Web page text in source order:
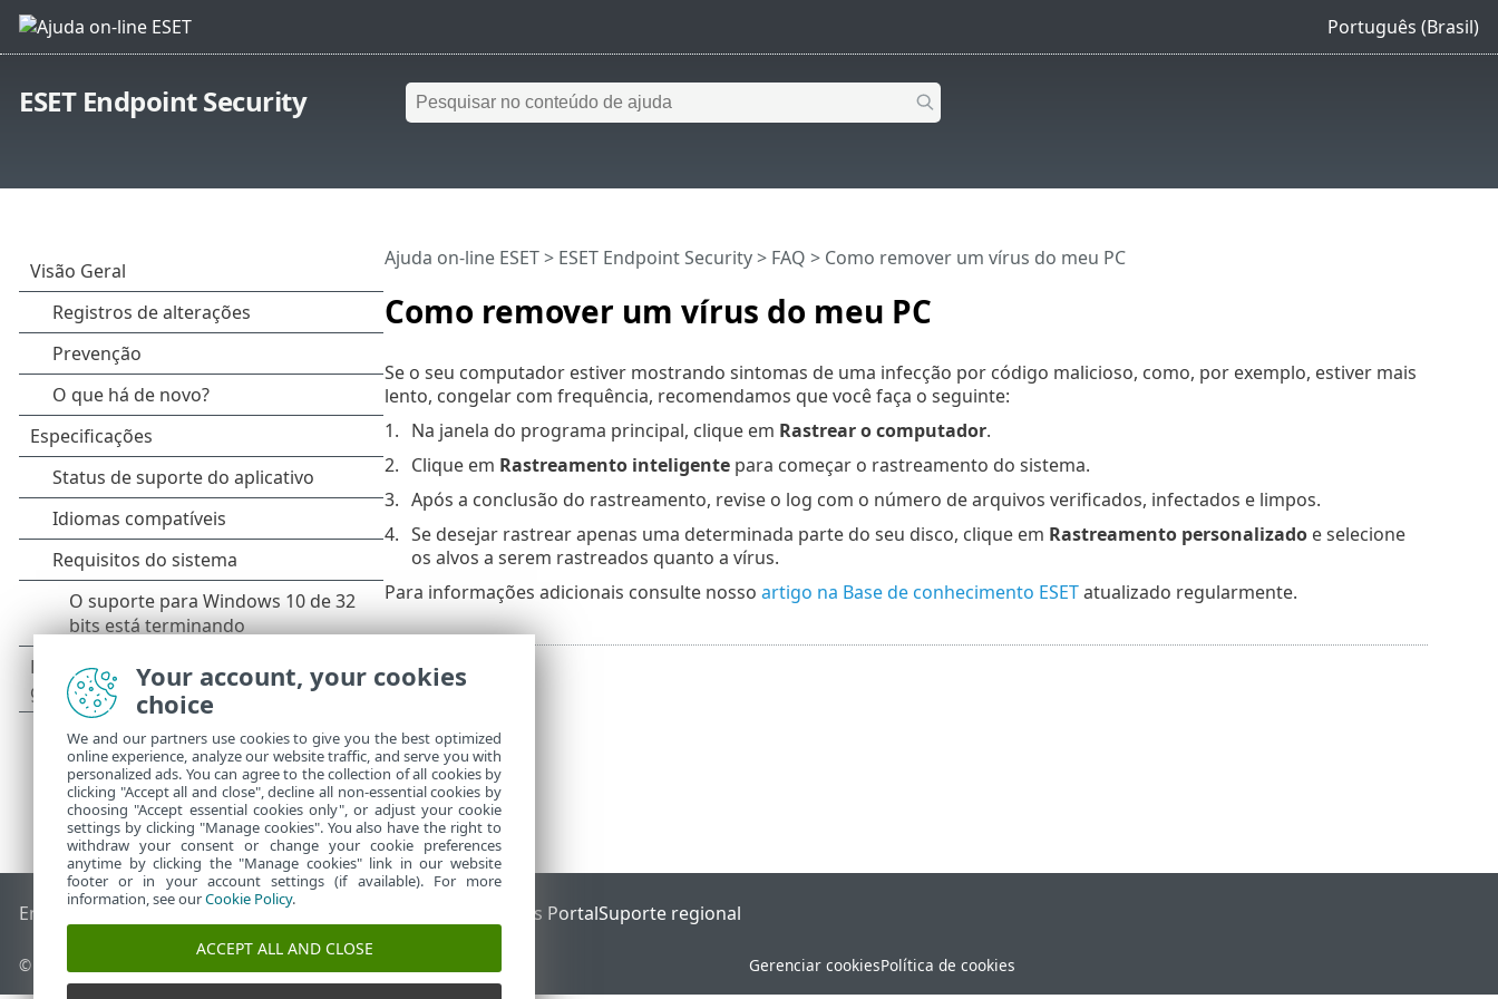
Português (Brasil)
ESET Endpoint Security
Como remover um vírus do meu PC
Ajuda on-line ESET> ESET Endpoint Security> FAQ > Como remover um vírus do meu PC
Se o seu computador estiver mostrando sintomas de uma infecção por código malicioso, como, por exemplo, estiver mais
lento, congelar com frequência, recomendamos que você faça o seguinte:
Na janela do programa principal, clique em Rastrear o computador.
Clique em Rastreamento inteligentepara começar o rastreamento do sistema.
Após a conclusão do rastreamento, revise o log com o número de arquivos verificados, infectados e limpos.
Se desejar rastrear apenas uma determinada parte do seu disco, clique em Rastreamento personalizadoe selecione
os alvos a serem rastreados quanto a vírus.
Para informações adicionais consulte nosso artigo na Base de conhecimento ESETatualizado regularmente.
End of Life Base de conhecimento ESET ESET Status PortalSuporte regional
© 1992 - 2026 ESET, spol. s r.o. - Todos os direitos reservados. Gerenciar cookiesPolítica de cookies
Your account, your cookies
choice
We and our partners use cookies to give you the best optimized
online experience, analyze our website traffic, and serve you with
personalized ads. You can agree to the collection of all cookies by
clicking "Accept all and close", decline all non-essential cookies by
choosing "Accept essential cookies only", or adjust your cookie
settings by clicking "Manage cookies". You also have the right to
withdraw your consent or change your cookie preferences
anytime by clicking the "Manage cookies" link in our website
footer or in your account settings (if available). For more
information, see ourCookie Policy.
ACCEPT ALL AND CLOSE